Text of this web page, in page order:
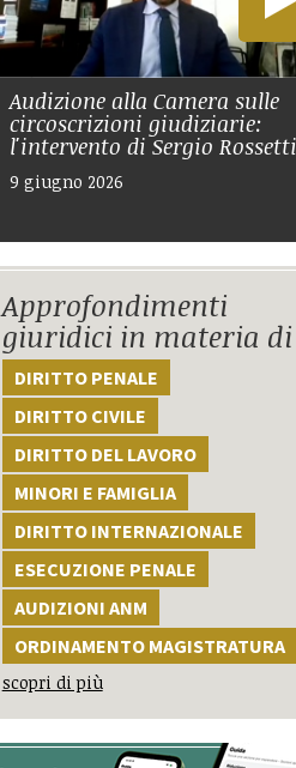
Audizione alla Camera sulle
circoscrizioni giudiziarie:
l'intervento di Sergio Rossetti
9 giugno 2026
Approfondimenti
giuridici in materia di
DIRITTO PENALE
DIRITTO CIVILE
DIRITTO DEL LAVORO
MINORI E FAMIGLIA
DIRITTO INTERNAZIONALE
ESECUZIONE PENALE
AUDIZIONI ANM
ORDINAMENTO MAGISTRATURA
scopri di più